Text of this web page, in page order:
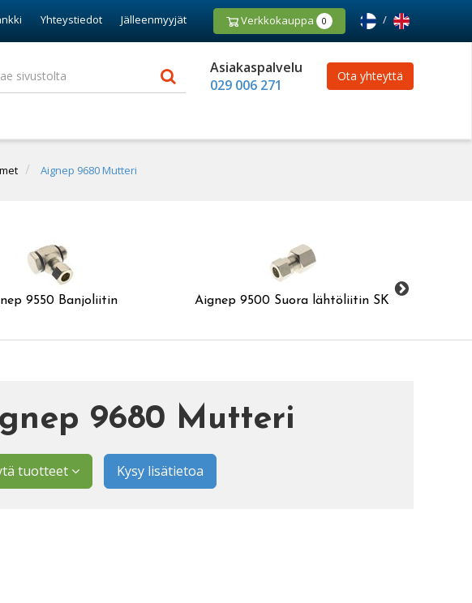
Yhteystiedot Jälleenmyyjät Verkkokauppa 0 /
Asiakaspalvelu
029 006 271
Ota yhteyttä
Aignep 9680 Mutteri
9550 Banjoliitin Aignep 9500 Suora lähtöliitin SK
9680 Mutteri
tuotteet Kysy lisätietoa